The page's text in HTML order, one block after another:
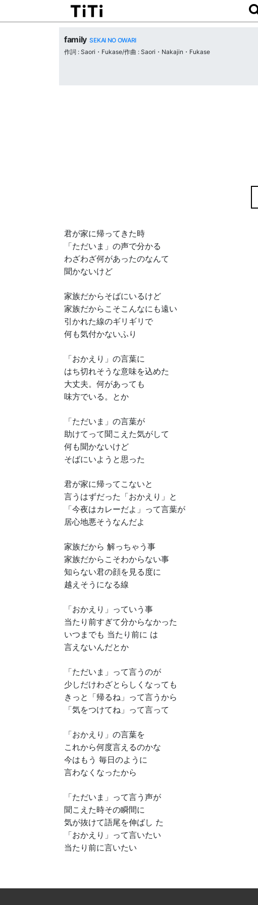
family SEKAI NO OWARI
作詞 : Saori・Fukase/作曲 : Saori・Nakajin・Fukase
君が家に帰ってきた時
「ただいま」の声で分かる
わざわざ何があったのなんて
聞かないけど
家族だからそばにいるけど
家族だからこそこんなにも遠い
引かれた線のギリギリで
何も気付かないふり
「おかえり」の言葉に
はち切れそうな意味を込めた
大丈夫。何があっても
味方でいる。とか
「ただいま」の言葉が
助けてって聞こえた気がして
何も聞かないけど
そばにいようと思った
君が家に帰ってこないと
言うはずだった「おかえり」と
「今夜はカレーだよ」って言葉が
居心地悪そうなんだよ
家族だから 解っちゃう事
家族だからこそわからない事
知らない君の顔を見る度に
越えそうになる線
「おかえり」っていう事
当たり前すぎて分からなかった
いつまでも 当たり前に は
言えないんだとか
「ただいま」って言うのが
少しだけわざとらしくなっても
きっと「帰るね」って言うから
「気をつけてね」って言って
「おかえり」の言葉を
これから何度言えるのかな
今はもう 毎日のように
言わなくなったから
「ただいま」って言う声が
聞こえた時その瞬間に
気が抜けて語尾を伸ばし た
「おかえり」って言いたい
当たり前に言いたい